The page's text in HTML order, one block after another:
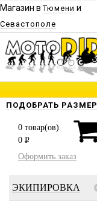
Магазин вТюмени и
Севастополе
ПОДОБРАТЬ РАЗМЕР
0 товар(ов)
0 P
Оформить заказ
ЭКИПИРОВКА